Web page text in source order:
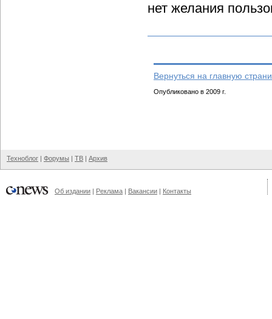
нет желания
Вернуться на главную
Опубликовано в 2009 г.
Техноблог | Форумы | ТВ | Архив
Об издании | Реклама | Вакансии | Контакты